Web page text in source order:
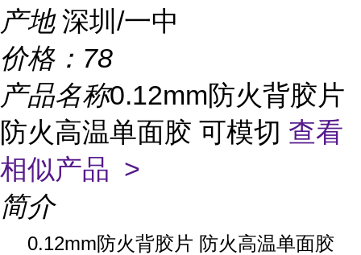
产地 深圳/一中
价格： 78
产品名称0.12mm防火背胶片
防火高温单面胶 可模切 查看
相似产品 >
简介
0.12mm防火背胶片 防火高温单面胶